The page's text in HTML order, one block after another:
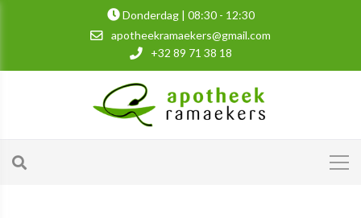
Donderdag | 08:30 - 12:30
apotheekramaekers@gmail.com
+32 89 71 38 18